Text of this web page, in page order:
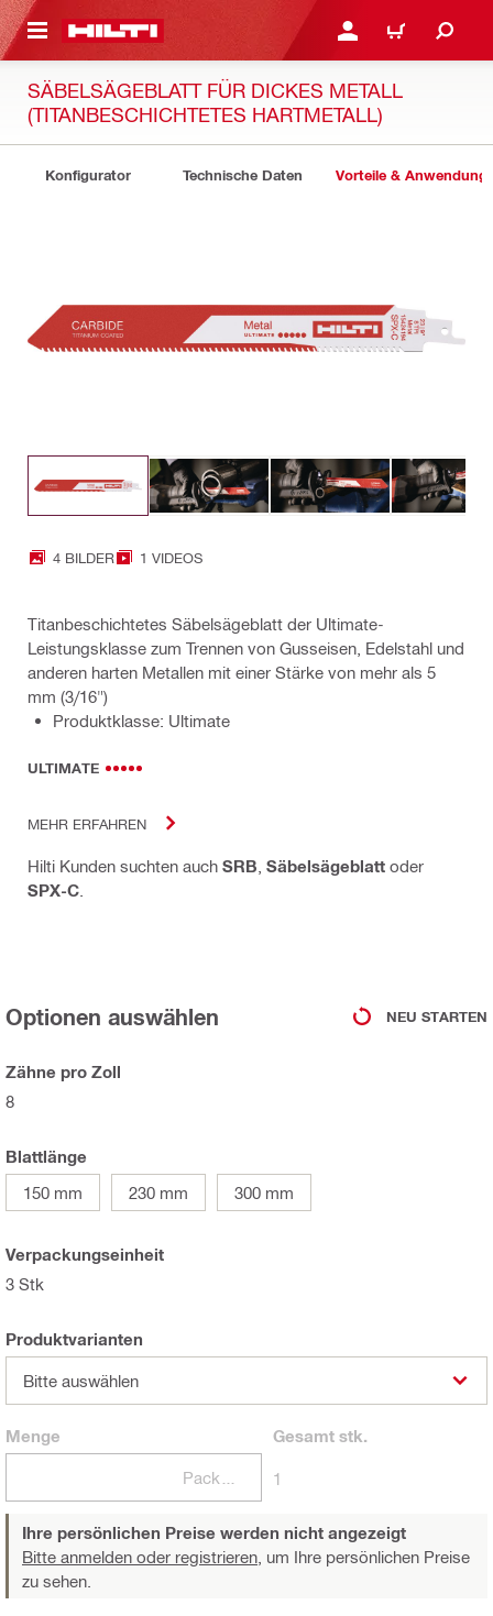
ANMELDEN ODER
WARENKORB
SÄBELSÄGEBLATT FÜR DICKES METALL
(TITANBESCHICHTETES HARTMETALL)
Konfigurator Technische Daten Vorteile &
4 BILDER 1 VIDEOS
Titanbeschichtetes Säbelsägeblatt der Ultimate-
Leistungsklasse zum Trennen von Gusseisen, Edelstahl und
anderen harten Metallen mit einer Stärke von mehr als 5
mm (3/16")
Produktklasse: Ultimate
ULTIMATE
MEHR ERFAHREN
Hilti Kunden suchten auch SRB Säbelsägeblatt oder
SPX-C
Optionen auswählen NEU STARTEN
Zähne pro Zoll
8
Blattlänge
150 mm
230 mm 300 mm
Verpackungseinheit
3 Stk
Produktvarianten
Bitte auswählen
Menge Gesamtstk.
1
Ihre persönlichen Preise werden nicht angezeigt
Bitte anmelden oder registrieren, um Ihre persönlichen Preise
zu sehen.